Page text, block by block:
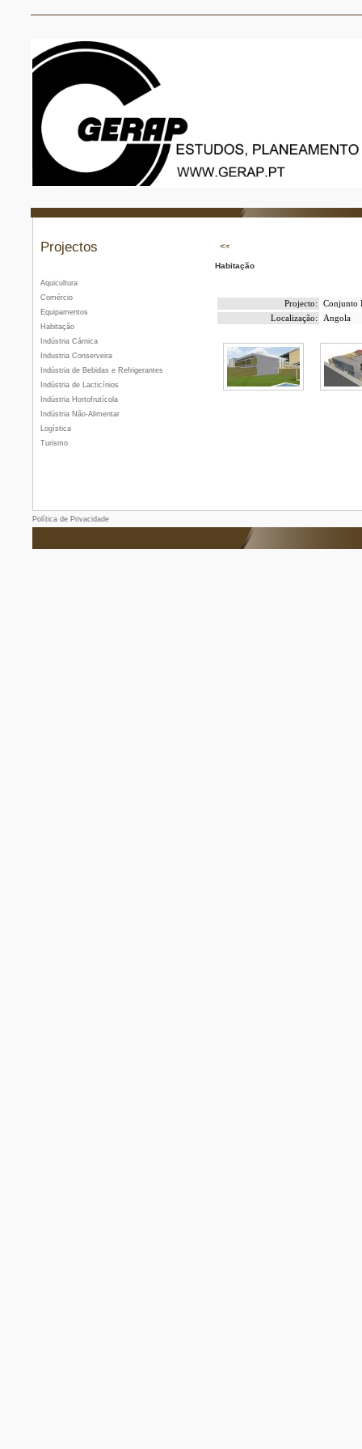
Projectos
Aquicultura
Comércio
Equipamentos
Habitação
Indústria Cárnica
Industria Conserveira
Indústria de Bebidas e Refrigerantes
Indústria de Lacticínios
Indústria Hortofrutícola
Indústria Não-Alimentar
Logística
Turismo
Habitação
Projecto:
Conjunto
Localização:
Angola
Política de Privacidade